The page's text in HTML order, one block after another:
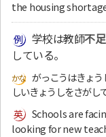
the housing
学校は教師不足
している。
がっこうはきょ
しいきょうしをさがし
Schools are
looking for new